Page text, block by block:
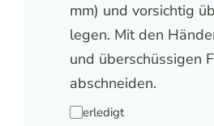
mm) und vorsichtig
legen. Mit den
und überschüssigen
abschneiden.
erledigt